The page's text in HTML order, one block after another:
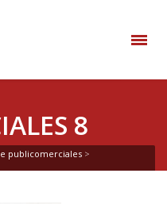
8
publicomerciales >